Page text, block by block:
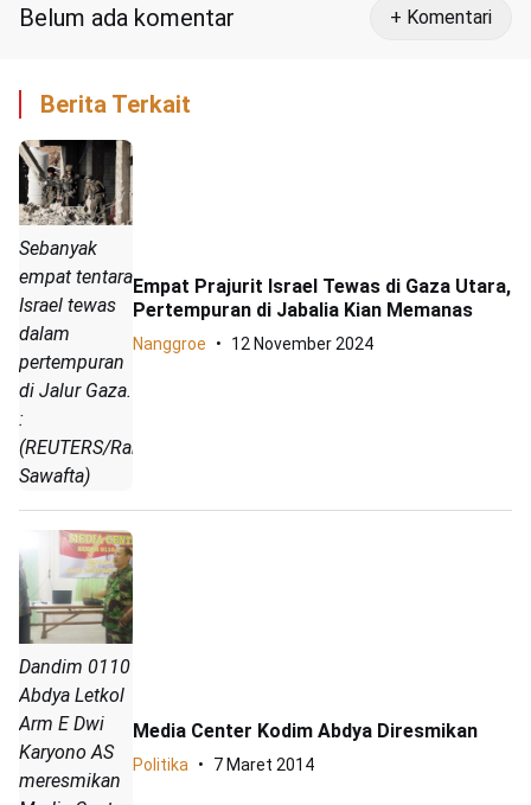
Belum ada komentar + Komentari
Berita Terkait
Sebanyak
empat tentara
Israel tewas
dalam
pertempuran
di Jalur Gaza.
:
(REUTERS/Raneen
Sawafta)
Empat Prajurit Israel Tewas di Gaza Utara,
Pertempuran di Jabalia Kian Memanas
Nanggroe 12 November 2024
Dandim 0110
Abdya Letkol
Arm E Dwi
Karyono AS
meresmikan
Media Center Kodim Abdya Diresmikan
Politika 7 Maret 2014